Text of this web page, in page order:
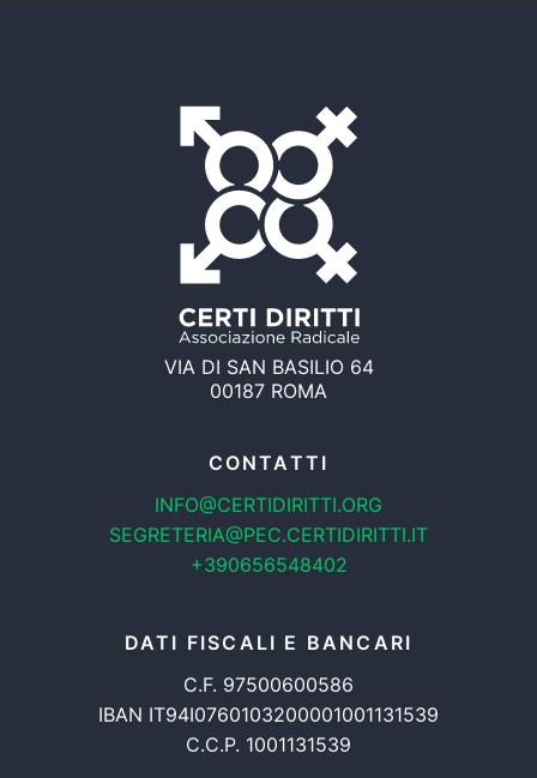
VIA DI SAN BASILIO 64
00187 ROMA
CONTATTI
INFO@CERTIDIRITTI.ORG
SEGRETERIA@PEC.CERTIDIRITTI.IT
+390656548402
DATI FISCALI E BANCARI
C.F. 97500600586
IBAN IT94I0760103200001001131539
C.C.P. 1001131539